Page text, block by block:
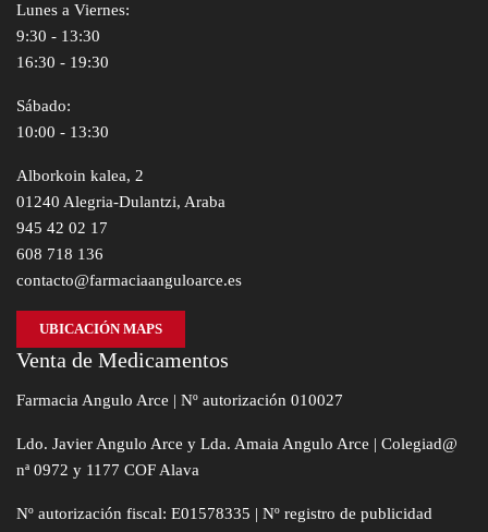
Lunes a Viernes:
9:30 - 13:30
16:30 - 19:30
Sábado:
10:00 - 13:30
Alborkoin kalea, 2
01240 Alegria-Dulantzi, Araba
945 42 02 17
608 718 136
contacto@farmaciaanguloarce.es
UBICACIÓN MAPS
Venta de Medicamentos
Farmacia Angulo Arce | Nº autorización 010027
Ldo. Javier Angulo Arce y Lda. Amaia Angulo Arce | Colegiad@
nª 0972 y 1177 COF Alava
Nº autorización fiscal: E01578335 | Nº registro de publicidad